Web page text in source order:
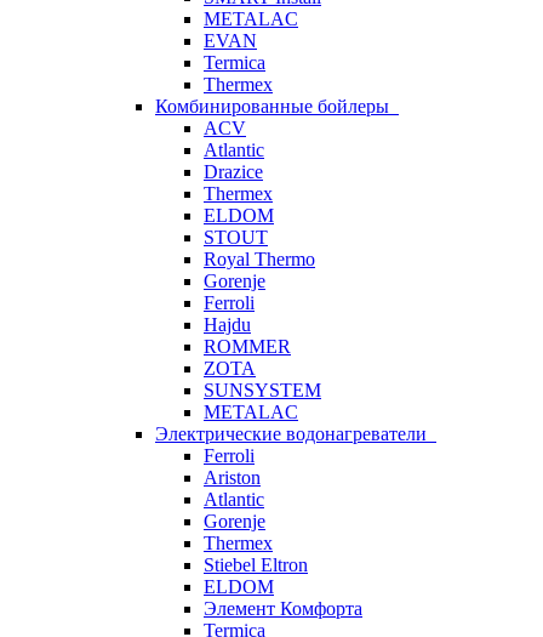
METALAC
EVAN
Termica
Thermex
Комбинированные бойлеры
ACV
Atlantic
Drazice
Thermex
ELDOM
STOUT
Royal Thermo
Gorenje
Ferroli
Hajdu
ROMMER
ZOTA
SUNSYSTEM
METALAC
Электрические водонагреватели
Ferroli
Ariston
Atlantic
Gorenje
Thermex
Stiebel Eltron
ELDOM
Элемент Комфорта
Termica